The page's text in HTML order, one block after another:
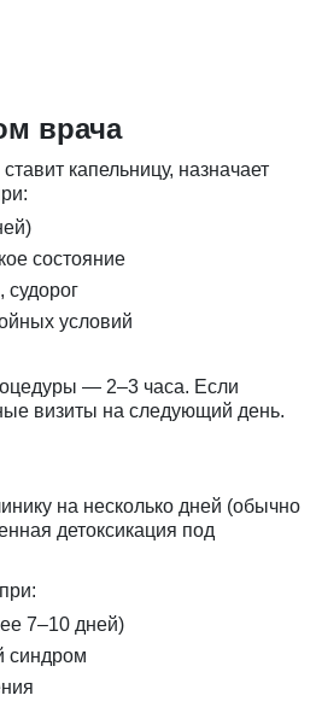
врача
капельницу, назначает
состояние
судорог
условий
— 2–3 часа. Если
визиты на следующий день.
на несколько дней (обычно
детоксикация под
7–10 дней)
синдром